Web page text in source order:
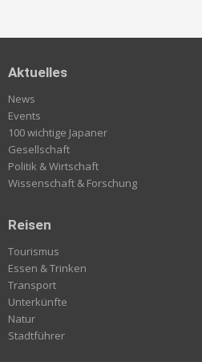
Aktuelles
News
Events
100 wichtige Japaner
Gesellschaft
Politik & Wirtschaft
Wissenschaft & Forschung
Reisen
Tourismus
Essen & Trinken
Transport
Unterkünfte
Natur
Stadtführer